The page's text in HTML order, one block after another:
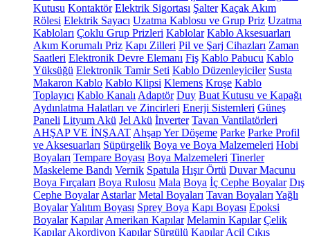
Kutusu Kontaktör Elektrik Sigortası Şalter Kaçak Akım
Rölesi Elektrik Sayacı Uzatma Kablosu ve Grup Priz Uzatma
Kabloları Çoklu Grup Prizleri Kablolar Kablo Aksesuarları
Akım Korumalı Priz Kapı Zilleri Pil ve Şarj Cihazları Zaman
Saatleri Elektronik Devre Elemanı Fiş Kablo Pabucu Kablo
Yüksüğü Elektronik Tamir Seti Kablo Düzenleyiciler Susta
Makaron Kablo Kablo Klipsi Klemens Kroşe Kablo
Toplayıcı Kablo Kanalı Adaptör Duy Buat Kutusu ve Kapağı
Aydınlatma Halatları ve Zincirleri Enerji Sistemleri Güneş
Paneli Lityum Akü Jel Akü İnverter Tavan Vantilatörleri
AHŞAP VE İNŞAAT Ahşap Yer Döşeme Parke Parke Profil
ve Aksesuarları Süpürgelik Boya ve Boya Malzemeleri Hobi
Boyaları Tempare Boyası Boya Malzemeleri Tinerler
Maskeleme Bandı Vernik Spatula Hışır Örtü Duvar Macunu
Boya Fırçaları Boya Rulosu Mala Boya İç Cephe Boyalar Dış
Cephe Boyalar Astarlar Metal Boyaları Tavan Boyaları Yağlı
BoyalarYalıtım Boyası Sprey Boya Kapı Boyası Epoksi
Boyalar Kapılar Amerikan Kapılar Melamin Kapılar Çelik
Kapılar Akordiyon Kapılar Sürgülü Kapılar Acil Çıkış